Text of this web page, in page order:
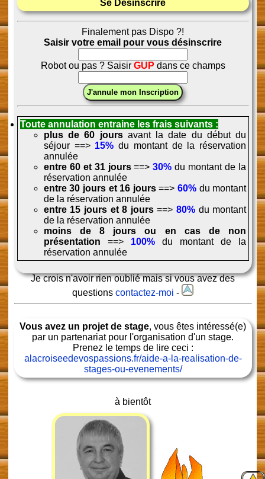
Se Désinscrire
Finalement pas Dispo ?!
Saisir votre email pour vous désinscrire
Robot ou pas ? Saisir GUP dans ce champs
Toute annulation entraine les frais suivants :
plus de 60 joursavant la date du début du
séjour ==> 15% du montant de la réservation
annulée
entre 60 et 31 jours==>30% du montant de la
réservation annulée
entre 30 jours et 16 jours==> 60% du montant
de la réservation annulée
entre 15 jours et 8 jours==> 80% du montant
de la réservation annulée
moins de 8 jours ou en cas de non
présentation ==> 100%du montant de la
réservation annulée
Je crois n'avoir rien oublié mais si vous avez des
questionscontactez-moi -
Vous avez un projet de stage, vous êtes intéressé(e)
par un partenariat pour l'organisation d'un stage.
Prenez le temps de lire ceci :
alacroiseedevospassions.fr/aide-a-la-realisation-de-
stages-ou-evenements/
à bientôt